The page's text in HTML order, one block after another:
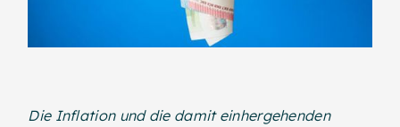
Die Inflation und die damit einhergehenden